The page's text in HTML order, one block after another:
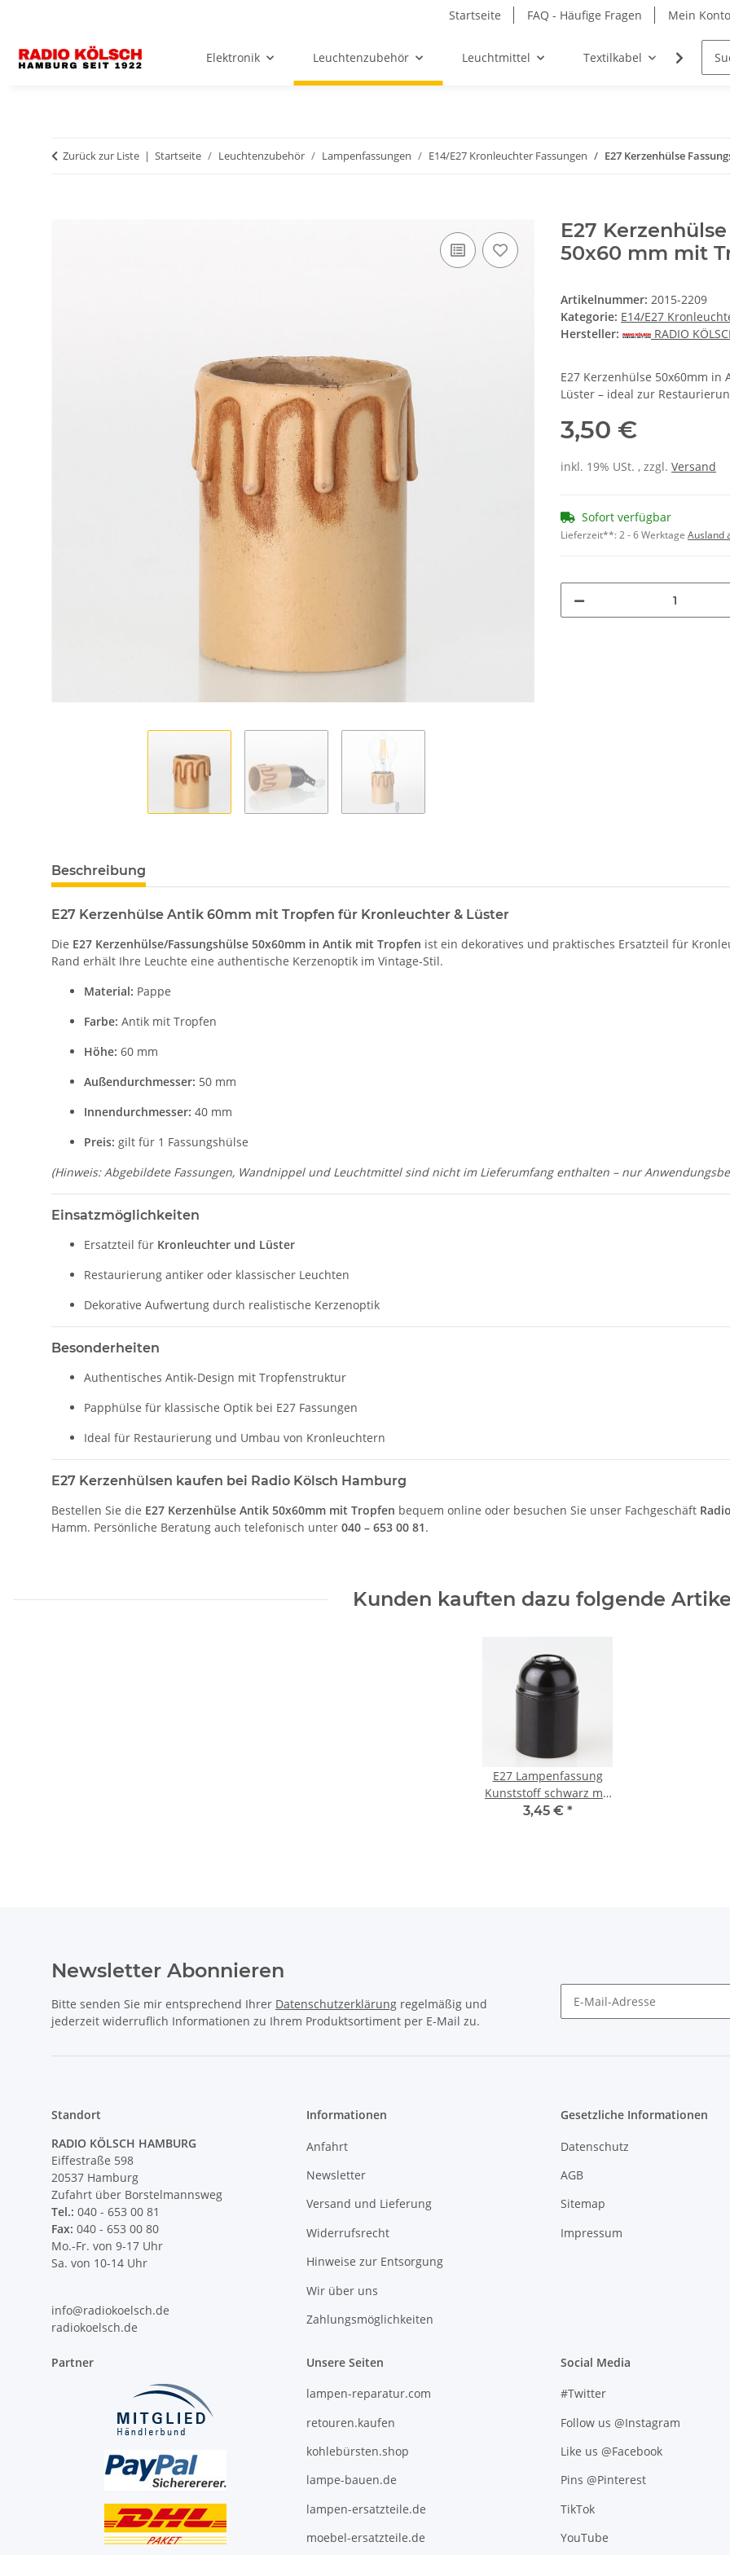
Startseite FAQ - Häufige Fragen Mein Konto
Elektronik Leuchtenzubehör Leuchtmittel Textilkabel
Zurück zur Liste Startseite Leuchtenzubehör Lampenfassungen E14/E27 Kronleuchter Fassungen E27 Kerzenhülse
E27
50x60 mm mit
Artikelnummer: 2015-2209
Kategorie: E14/E27
Hersteller:
RADIO
E27 Kerzenhülse 50x60mm
Lüster – ideal zur
3,50 €
inkl. 19% USt. , zzgl. Versand
Sofort verfügbar
Lieferzeit**:2 - 6 Werktage Ausland
Beschreibung
E27 Kerzenhülse Antik 60mm mit Tropfen für Kronleuchter & Lüster
Die E27 Kerzenhülse/Fassungshülse 50x60mm in Antik mit Tropfen ist ein dekoratives und praktisches Ersatzteil für
Rand erhält Ihre Leuchte eine authentische Kerzenoptik im Vintage-Stil.
Material: Pappe
Farbe: Antik mit Tropfen
Höhe: 60 mm
Außendurchmesser: 50 mm
Innendurchmesser: 40 mm
Preis: gilt für 1 Fassungshülse
(Hinweis: Abgebildete Fassungen, Wandnippel und Leuchtmittel sind nicht im Lieferumfang enthalten – nur
Einsatzmöglichkeiten
Ersatzteil für Kronleuchter und Lüster
Restaurierung antiker oder klassischer Leuchten
Dekorative Aufwertung durch realistische Kerzenoptik
Besonderheiten
Authentisches Antik-Design mit Tropfenstruktur
Papphülse für klassische Optik bei E27 Fassungen
Ideal für Restaurierung und Umbau von Kronleuchtern
E27 Kerzenhülsen kaufen bei Radio Kölsch Hamburg
Bestellen Sie die E27 Kerzenhülse Antik 50x60mm mit Tropfen bequem online oder besuchen Sie unser Fachgeschäft
Hamm. Persönliche Beratung auch telefonisch unter 040 – 653 00 81.
Kunden kauften dazu folgende
E27 Lampenfassung
Kunststoff schwarz mit
Glattmantel M10x1 IG
3,45 € *
Newsletter Abonnieren
Bitte senden Sie mir entsprechend Ihrer Datenschutzerklärung regelmäßig und
jederzeit widerruflich Informationen zu Ihrem Produktsortiment per E-Mail zu.
Standort
RADIO KÖLSCH HAMBURG
Eiffestraße 598
20537 Hamburg
Zufahrt über Borstelmannsweg
Tel.: 040 - 653 00 81
Fax: 040 - 653 00 80
Mo.-Fr. von 9-17 Uhr
Sa. von 10-14 Uhr
info@radiokoelsch.de
radiokoelsch.de
Informationen
Anfahrt
Newsletter
Versand und Lieferung
Widerrufsrecht
Hinweise zur Entsorgung
Wir über uns
Zahlungsmöglichkeiten
Gesetzliche Informationen
Datenschutz
AGB
Sitemap
Impressum
Partner Unsere Seiten
lampen-reparatur.com
retouren.kaufen
kohlebürsten.shop
lampe-bauen.de
lampen-ersatzteile.de
moebel-ersatzteile.de
Social Media
#Twitter
Follow us @Instagram
Like us @Facebook
Pins @Pinterest
TikTok
YouTube